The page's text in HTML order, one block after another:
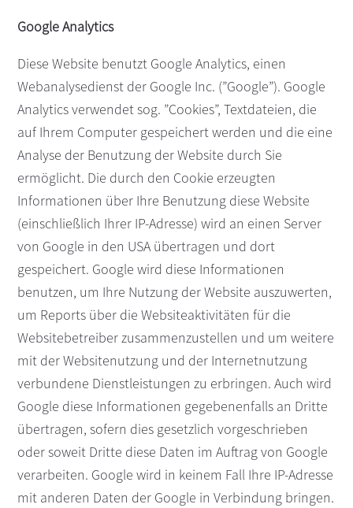
Google Analytics
Diese Website benutzt Google Analytics, einen
Webanalysedienst der Google Inc. (”Google”). Google
Analytics verwendet sog. ”Cookies”, Textdateien, die
auf Ihrem Computer gespeichert werden und die eine
Analyse der Benutzung der Website durch Sie
ermöglicht. Die durch den Cookie erzeugten
Informationen über Ihre Benutzung diese Website
(einschließlich Ihrer IP-Adresse) wird an einen Server
von Google in den USA übertragen und dort
gespeichert. Google wird diese Informationen
benutzen, um Ihre Nutzung der Website auszuwerten,
um Reports über die Websiteaktivitäten für die
Websitebetreiber zusammenzustellen und um weitere
mit der Websitenutzung und der Internetnutzung
verbundene Dienstleistungen zu erbringen. Auch wird
Google diese Informationen gegebenenfalls an Dritte
übertragen, sofern dies gesetzlich vorgeschrieben
oder soweit Dritte diese Daten im Auftrag von Google
verarbeiten. Google wird in keinem Fall Ihre IP-Adresse
mit anderen Daten der Google in Verbindung bringen.